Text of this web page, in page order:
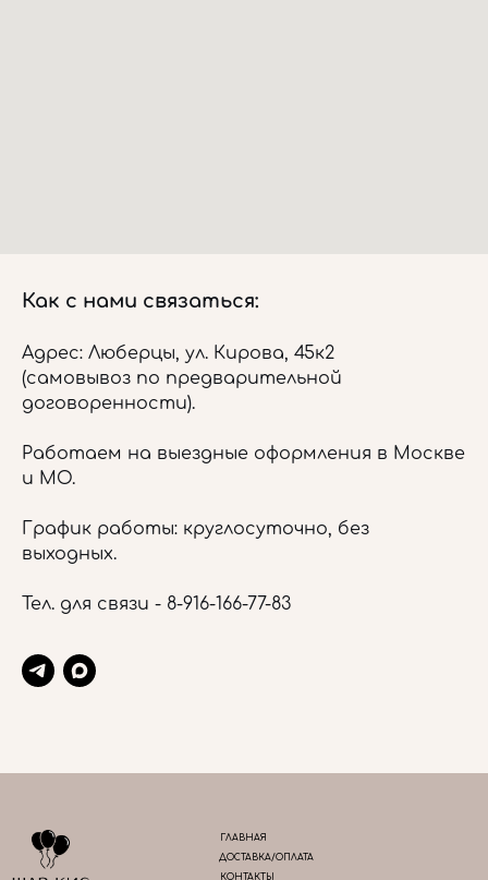
Как с нами связаться:
Адрес: Люберцы, ул. Кирова, 45к2
(самовывоз по предварительной
договоренности).
Работаем на выездные оформления в Москве
и МО.
График работы: круглосуточно, без
выходных.
Тел. для связи - 8-916-166-77-83
ГЛАВНАЯ
ДОСТАВКА/ОПЛАТА
КОНТАКТЫ